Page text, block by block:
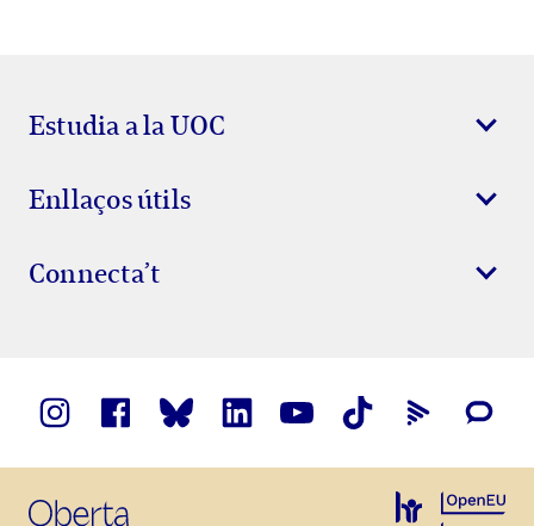
Estudia a la UOC
Enllaços útils
Connecta’t